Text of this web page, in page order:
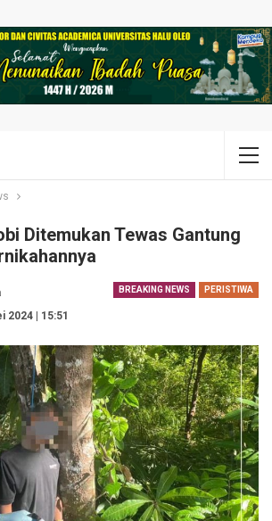
Ditemukan Tewas Gantung
BREAKING NEWS PERISTIWA
2024 | 15:51